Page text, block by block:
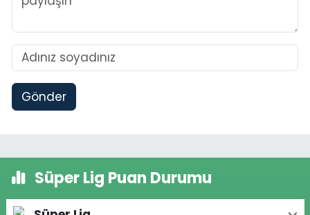
Gönder
Süper Lig Puan Durumu